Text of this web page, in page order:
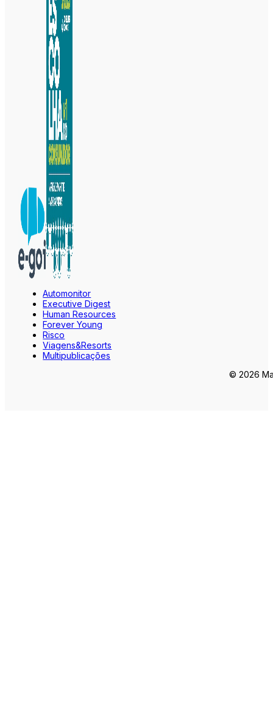
Automonitor
Executive Digest
Human Resources
Forever Young
Risco
Viagens&Resorts
Multipublicações
© 2026